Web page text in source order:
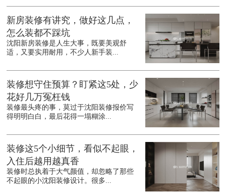
新房装修有讲究，做好这几点，
怎么装都不踩坑
沈阳新房装修是人生大事，既要美观舒
适，又要实用耐用，不少人新手装...
装修想守住预算？盯紧这5处，少
花好几万冤枉钱
装修最头疼的事，莫过于沈阳装修报价写
得明明白白，最后花得一塌糊涂...
装修这5个小细节，看似不起眼，
入住后越用越真香
装修时总执着于大气颜值，却忽略了那些
不起眼的小沈阳装修设计。很多...